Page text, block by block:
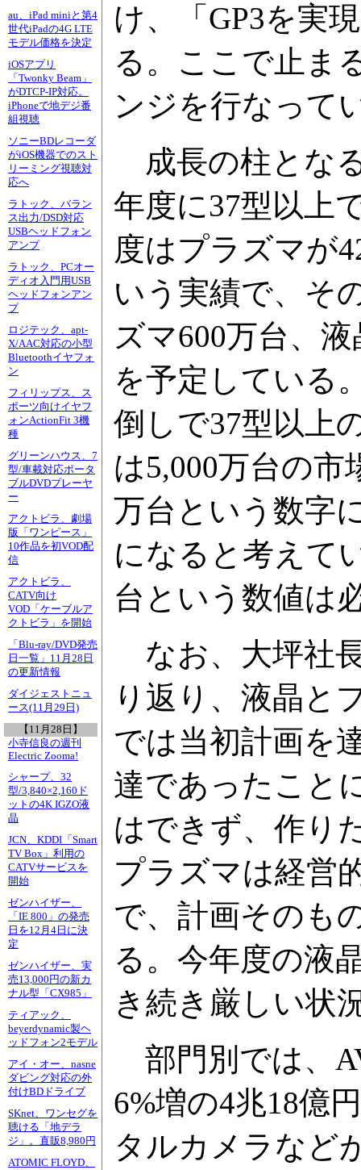
au、iPad miniと第4
世代iPadの4G LTE
モデル価格を決定
iOSアプリ
「Twonky Beam」
がDTCP-IP対応。
iPhoneで地デジ番
組視聴
ソニーBDレコーダ
がiOS機器でのスト
リーミング視聴対
応へ
ラトック、バラン
ス出力/DSD対応
USBヘッドフォン
アンプ
ラトック、PCオー
ディオ入門用USB
ヘッドフォンアン
プ
ロジテック、apt-
X/AAC対応の小型
Bluetoothイヤフォ
ン
フィリップス、ス
ポーツ向けイヤフ
ォンActionFit 3機
種
グリーンハウス、7
型/車載対応ポータ
ブルDVDプレーヤ
ー
アクトビラ、劇場
版「ワンピース」
10作品を初VOD配
信
アクトビラ、
CATV向け
VOD「ケーブルア
クトビラ」を開始
「Blu-ray/DVD発売
日一覧」11月28日
の更新情報
ダイジェストニュ
ース(11月29日)
【11月28日】
小寺信良の週刊
Electric Zooma!
シャープ、32
型/3,840×2,160ド
ットの4K IGZO液
晶
JCN、KDDI「Smart
TV Box」利用の
CATVサービスを
開始
ゼンハイザー、
「IE 800」の発売
日を12月4日に決
定
ゼンハイザー、実
売13,000円の新カ
ナル型「CX985」
ティアック、
beyerdynamic製ヘ
ッドフォン2モデル
アイ・オー、nasne
ダビング対応の外
付けBDドライブ
SKnet、ワンセグを
聴ける「地デラ
ジ」。直販8,980円
ATOMIC FLOYD、
け、「GP3を実
る。ここで止ま
ンジを行なって
成長の柱とな
年度に37型以上
度はプラズマが
いう実績で、そ
ズマ600万台、
を予定している
倒しで37型以上
は5,000万台の市
万台という数字
になると考えて
台という数値は
なお、大坪社
り返り、液晶と
では当初計画を
達であったこと
はできず、作り
プラズマは経営
で、計画そのも
る。今年度の液
き続き厳しい状
部門別では、
6%増の4兆18億
タルカメラなど